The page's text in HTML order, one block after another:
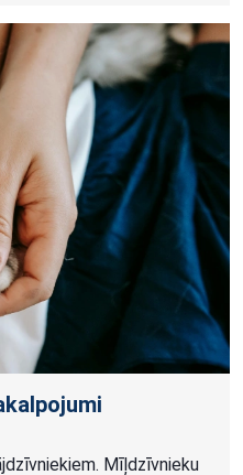
Mīļdzīvnieku